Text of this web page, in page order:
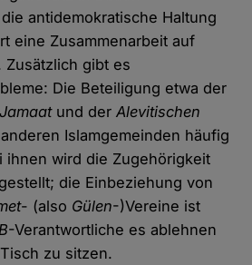
antidemokratische Haltung
eine Zusammenarbeit auf
Zusätzlich gibt es
Die Beteiligung etwa der
und derAlevitischen
Islamgemeinden häufig
ihnen wird die Zugehörigkeit
die Einbeziehung von
- (also Gülen-)Vereine ist
-Verantwortliche es ablehnen
zu sitzen.